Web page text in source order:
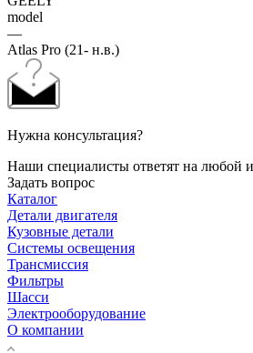
model
—
Atlas Pro (21- н.в.)
Нужна консультация?
Наши специалисты ответят на любой
Задать вопрос
Каталог
Детали двигателя
Кузовные детали
Системы освещения
Трансмиссия
Фильтры
Шасси
Электрооборудование
О компании